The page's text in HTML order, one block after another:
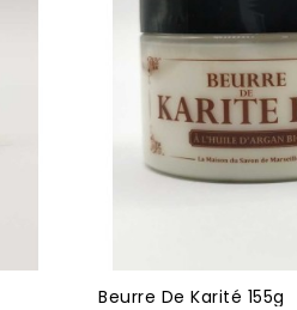
Beurre De Karité 155g